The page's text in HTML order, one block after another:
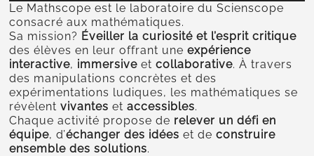
Le Mathscope est le laboratoire du Scienscope
consacré aux mathématiques.
Sa mission? Éveiller la curiosité et l’esprit critique
des élèves en leur offrant uneexpérience
interactive, immersive etcollaborative. À travers
des manipulations concrètes et des
expérimentations ludiques, les mathématiques se
révèlentvivantes etaccessibles.
Chaque activité propose de relever un défi en
équipe, d’échanger des idées et deconstruire
ensemble des solutions.